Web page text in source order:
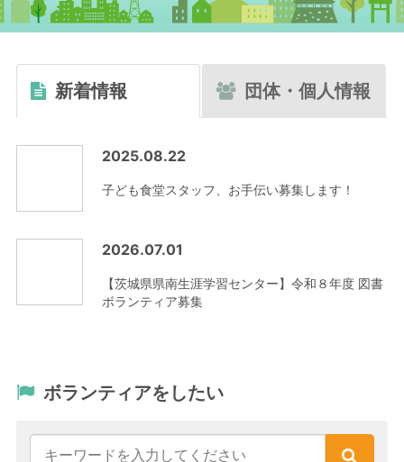
新着情報 団体・個人情報
2025.08.22
子ども食堂スタッフ、お手伝い募集します！
2026.07.01
【茨城県県南生涯学習センター】令和８年度 図書
ボランティア募集
ボランティアをしたい